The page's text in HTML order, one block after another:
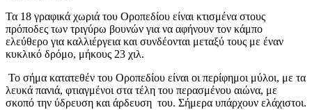
Τα 18 γραφικά χωριά του Οροπεδίου είναι κτισμένα στους
πρόποδες των τριγύρω βουνών για να αφήνουν τον κάμπο
ελεύθερο για καλλιέργεια και συνδέονται μεταξύ τους με έναν
κυκλικό δρόμο, μήκους 23 χιλ.
Το σήμα κατατεθέν του Οροπεδίου είναι οι περίφημοι μύλοι, με τα
λευκά πανιά, φτιαγμένοι στα τέλη του περασμένου αιώνα, με
σκοπό την ύδρευση και άρδευση του. Σήμερα υπάρχουν ελάχιστοι.